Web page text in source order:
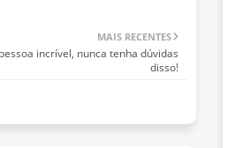
MAIS RECENTES
incrível, nunca tenha dúvidas
disso!